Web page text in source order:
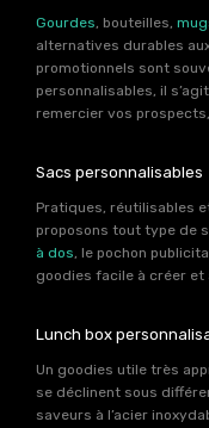
Gourdes , bouteilles,
alternatives durables
promotionnels sont
personnalisables, il
remercier vos
Sacs personnalisables
Pratiques, réutilisables
proposons tout type de
à dos, le pochon
goodies facile à créer et
Lunch box
Un goodies utile très
se déclinent sous
saveurs à l’acier